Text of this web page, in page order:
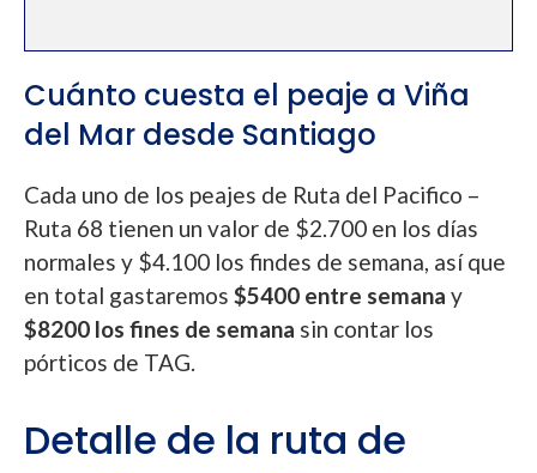
Cuánto cuesta el peaje a Viña
del Mar desde Santiago
Cada uno de los peajes de Ruta del Pacifico –
Ruta 68 tienen un valor de $2.700 en los días
normales y $4.100 los findes de semana, así que
en total gastaremos $5400 entre semana y
$8200 los fines de semana sin contar los
pórticos de TAG.
Detalle de la ruta de